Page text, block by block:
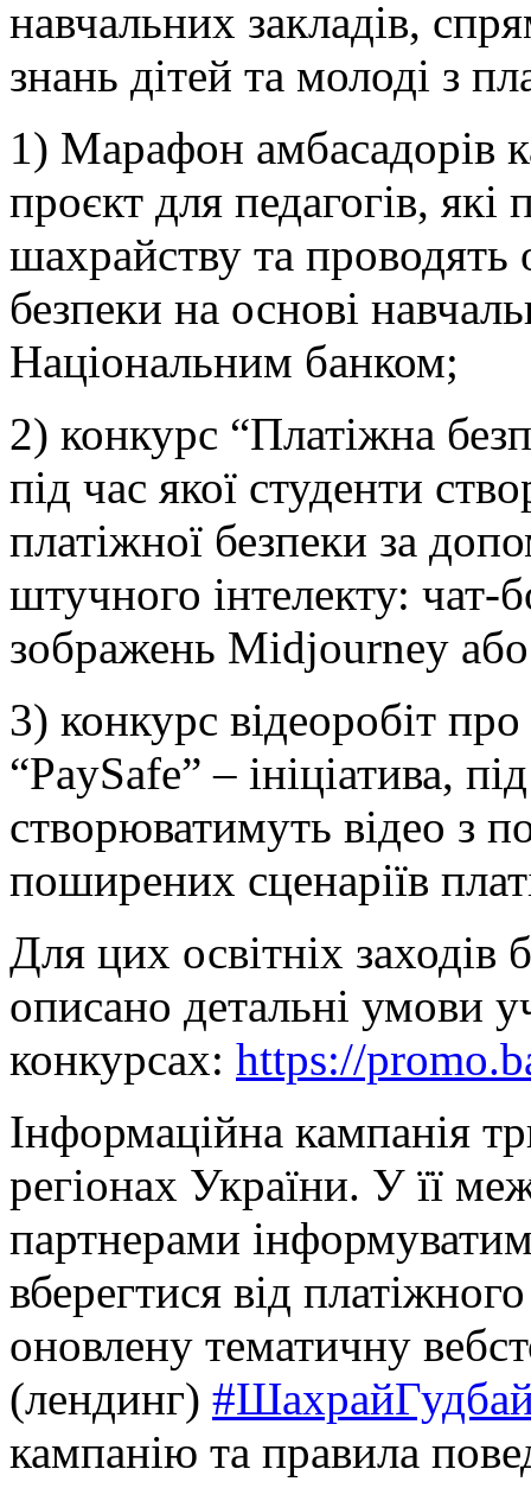
навчальних закладів,
знань дітей та молоді з
1) Марафон амбасадорів
проєкт для педагогів,
шахрайству та проводять
безпеки на основі
Національним банком;
2) конкурс “Платіжна
під час якої студенти
платіжної безпеки за
штучного інтелекту: чат-
зображень Midjourney
3) конкурс відеоробіт
“PaySafe” – ініціатива,
створюватимуть відео з
поширених сценаріїв
Для цих освітніх заходів
описано детальні умови
конкурсах: https://
Інформаційна кампанія
регіонах України. У її
партнерами
вберегтися від
оновлену тематичну
(лендинг)
кампанію та правила